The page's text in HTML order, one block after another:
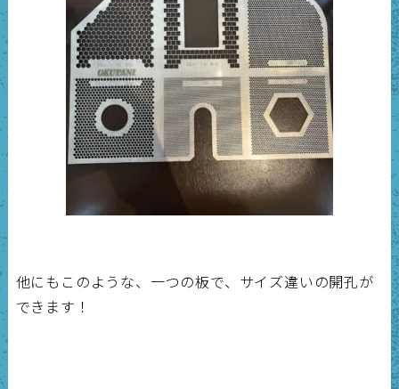
他にもこのような、一つの板で、サイズ違いの開孔が
できます！